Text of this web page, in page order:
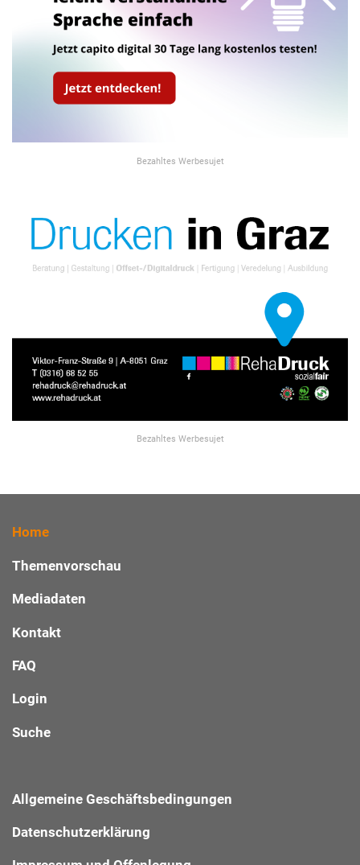
Bezahltes Werbesujet
Bezahltes Werbesujet
Home
Themenvorschau
Mediadaten
Kontakt
FAQ
Login
Suche
Allgemeine Geschäftsbedingungen
Datenschutzerklärung